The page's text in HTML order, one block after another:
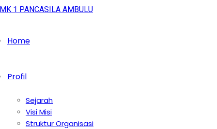
Home
Profil
Sejarah
Visi Misi
Struktur Organisasi